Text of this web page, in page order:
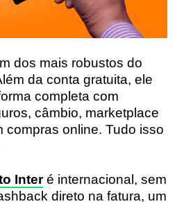
dos mais robustos do
da conta gratuita, ele
completa com
câmbio, marketplace
compras online. Tudo isso
Interé internacional, sem
direto na fatura, um